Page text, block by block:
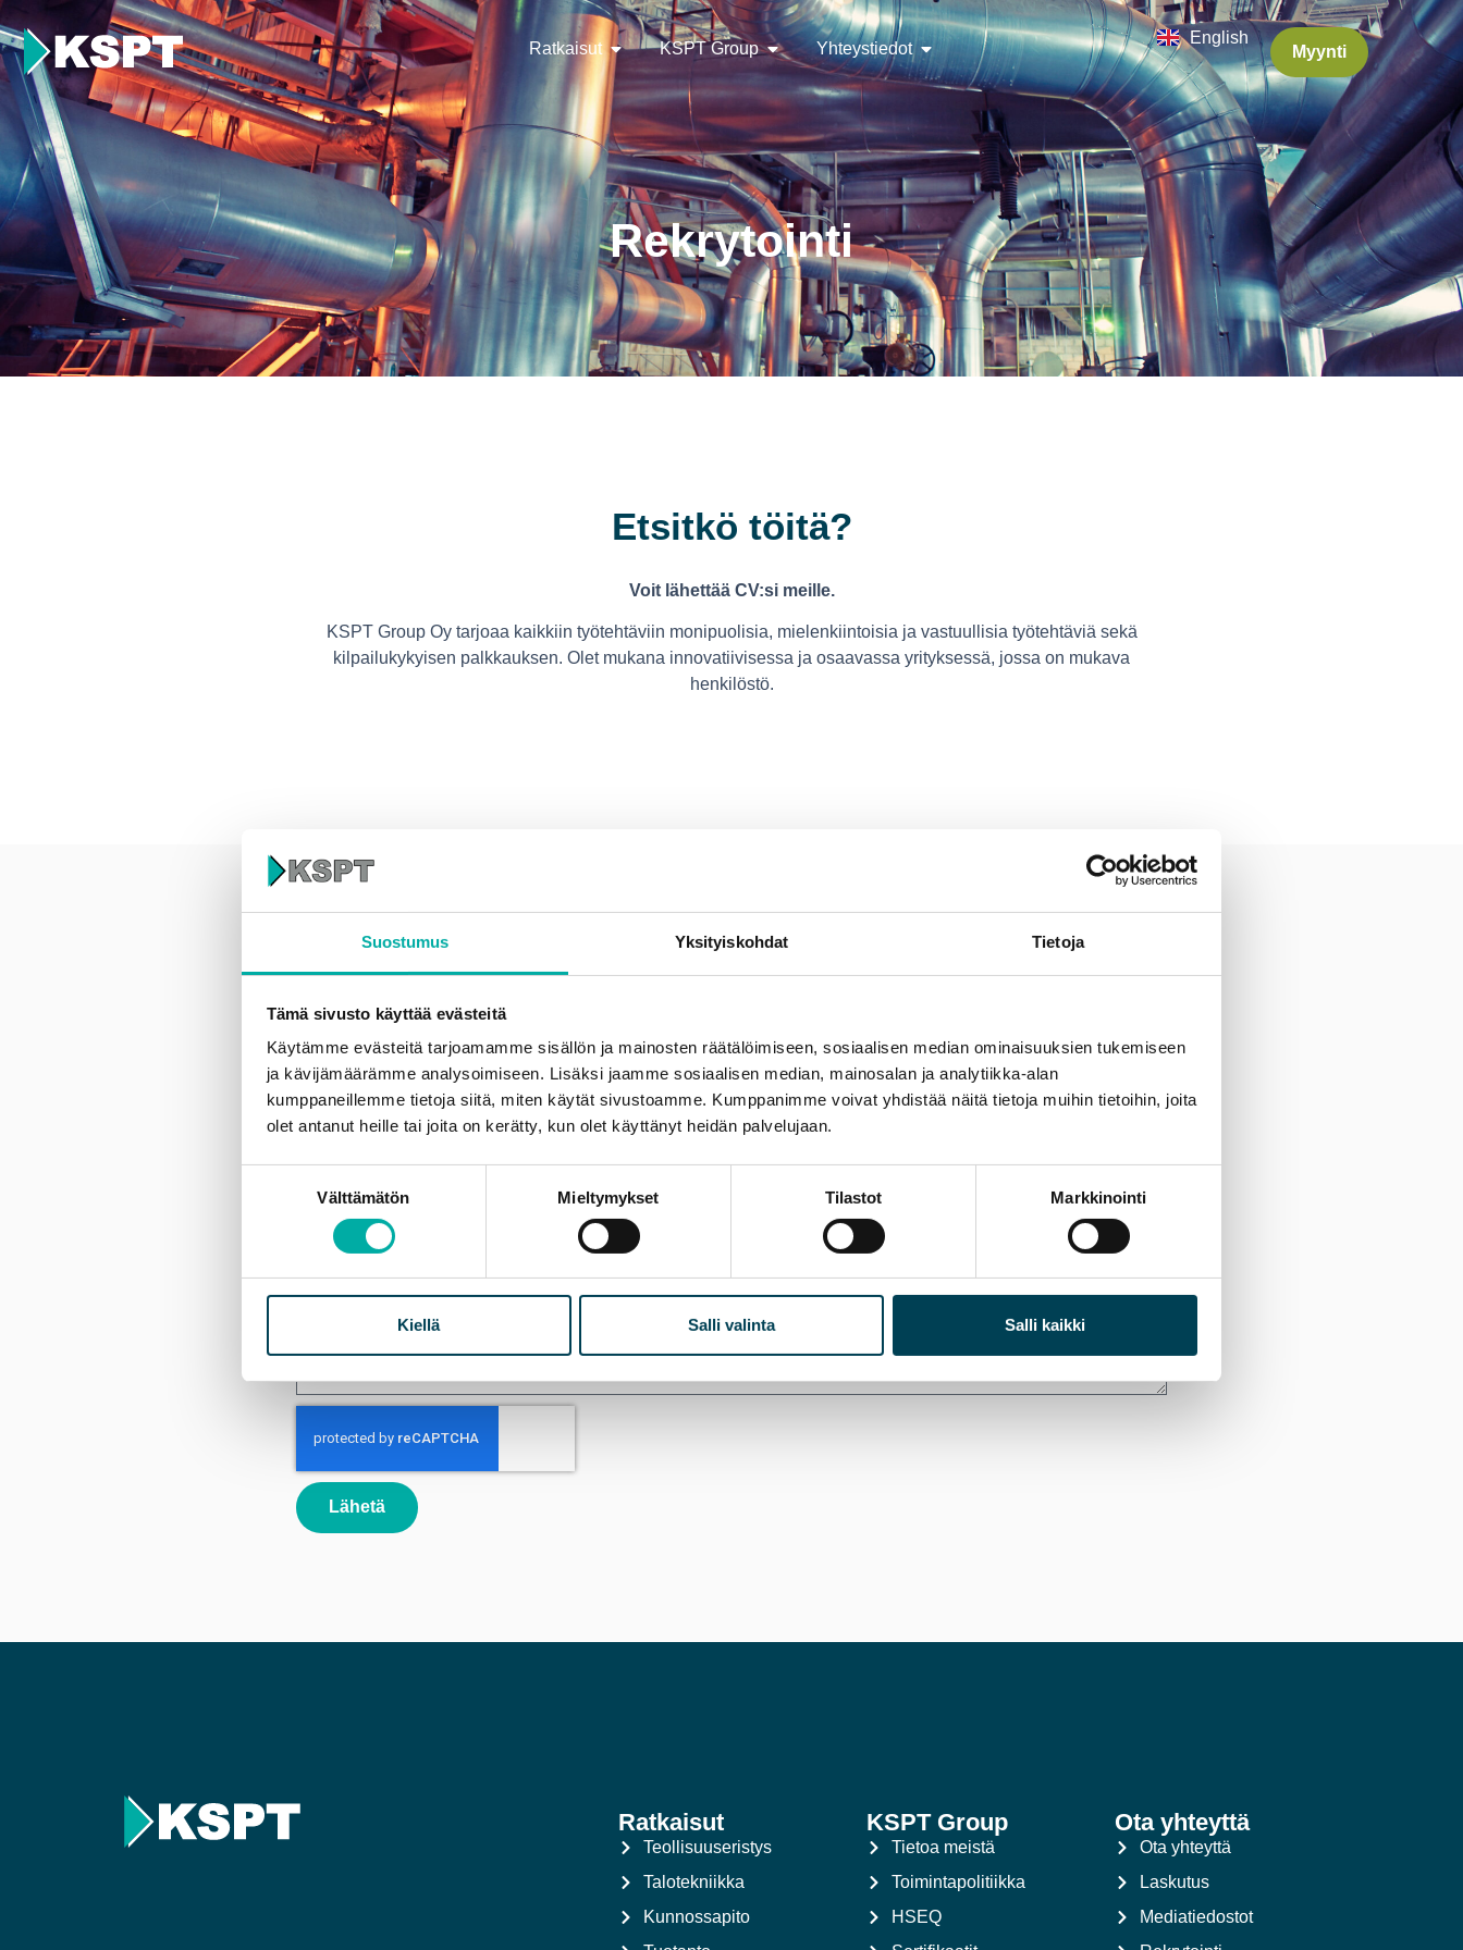
Suostumus Yksityiskohdat Tietoja
Tämä sivusto käyttää evästeitä
Käytämme evästeitä tarjoamamme sisällön ja mainosten räätälöimiseen, sosiaalisen median ominaisuuksien tukemiseen
ja kävijämäärämme analysoimiseen. Lisäksi jaamme sosiaalisen median, mainosalan ja analytiikka-alan
kumppaneillemme tietoja siitä, miten käytät sivustoamme. Kumppanimme voivat yhdistää näitä tietoja muihin tietoihin, joita
olet antanut heille tai joita on kerätty, kun olet käyttänyt heidän palvelujaan.
Välttämätön Mieltymykset Tilastot Markkinointi
Kiellä Salli valinta Salli kaikki
Ratkaisut KSPT Group Yhteystiedot
English
Myynti
Rekrytointi
Etsitkö töitä?
Voit lähettää CV:si meille.
KSPT Group Oy tarjoaa kaikkiin työtehtäviin monipuolisia, mielenkiintoisia ja vastuullisia työtehtäviä sekä
kilpailukykyisen palkkauksen. Olet mukana innovatiivisessa ja osaavassa yrityksessä, jossa on mukava
henkilöstö.
Lähetä avoin hakemus
Etunimi
Sähköposti Puhelinumero
Liitä CV tähän (sallitut tiedostomuodot: pdf, doc, docx)
Lähetä
Ratkaisut
Teollisuuseristys
Talotekniikka
Kunnossapito
KSPT Group
Tietoa meistä
Toimintapolitiikka
HSEQ
Ota yhteyttä
Ota yhteyttä
Laskutus
Mediatiedostot